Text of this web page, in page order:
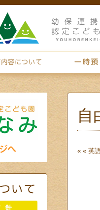
自
« « 英